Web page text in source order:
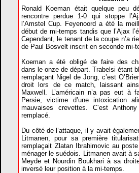
Ronald Koeman était quelque peu
rencontre perdue 1-0 qui stoppe
l’Amstel Cup. Feyenoord a été la
début de mi-temps tandis que l’Ajax
Cependant, le tenant de la coupe n’a
de Paul Bosvelt inscrit en seconde mi-
Koeman a été obligé de faire des
dans le onze de départ. Trabelsi étant
remplaçant Nigel de Jong, c’est
droit lors de ce match, laissant
Maxwell. L’américain n’a pas eut à
Persie, victime d’une intoxication
mauvaises crevettes. C’est
remplacé.
Du côté de l’attaque, il y avait
Litmanen, pour sa première
remplaçait Zlatan Ibrahimovic au
ménager le suédois. Litmanen avait à
Meyde et Nourdin Boukhari à sa
inversé leur position à la mi-temps.